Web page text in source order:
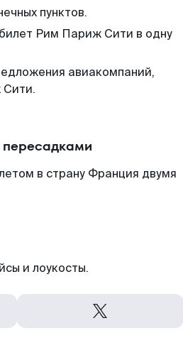
пунктов.
Рим Париж Сити в одну
авиакомпаний,
Сити.
в страну Франция двумя
и лоукосты.